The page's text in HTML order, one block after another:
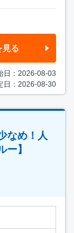
見る
日：2026-08-03
日：2026-08-30
なめ！人
】